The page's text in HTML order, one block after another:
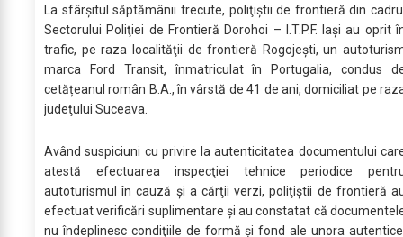
La sfârșitul săptămânii trecute, poliţiştii de frontieră din
Sectorului Poliţiei de Frontieră Dorohoi – I.T.P.F. Iași au oprit
trafic, pe raza localităţii de frontieră Rogojeşti, un
marca Ford Transit, înmatriculat în Portugalia, condus
cetățeanul român B.A., în vârstă de 41 de ani, domiciliat pe
judeţului Suceava.
Având suspiciuni cu privire la autenticitatea documentului
atestă efectuarea inspecţiei tehnice periodice
autoturismul în cauză şi a cărţii verzi, poliţiştii de frontieră
efectuat verificări suplimentare şi au constatat că
nu îndeplinesc condiţiile de formă şi fond ale unora